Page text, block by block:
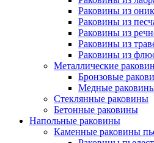
Раковины из
Раковины из
Раковины из
Раковины из
Раковины из
Металлические
Бронзовые
Медные
Стеклянные раковины
Бетонные раковины
Напольные раковины
Каменные раковины